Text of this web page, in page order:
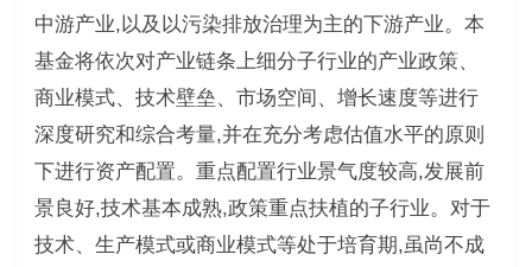
中游产业,以及以污染排放治理为主的下游产业。本
基金将依次对产业链条上细分子行业的产业政策、
商业模式、技术壁垒、市场空间、增长速度等进行
深度研究和综合考量,并在充分考虑估值水平的原则
下进行资产配置。重点配置行业景气度较高,发展前
景良好,技术基本成熟,政策重点扶植的子行业。对于
技术、生产模式或商业模式等处于培育期,虽尚不成